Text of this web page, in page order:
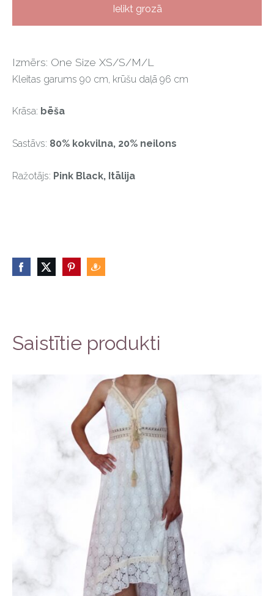
Ielikt grozā
Izmērs: One Size XS/S/M/L
Kleitas garums 90 cm, krūšu daļā 96 cm
Krāsa: bēša
Sastāvs: 80% kokvilna, 20% neilons
Ražotājs: Pink Black, Itālija
Saistītie produkti